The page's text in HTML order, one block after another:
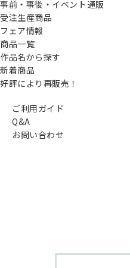
事前・事後・イベント通販
受注生産商品
フェア情報
商品一覧
作品名から探す
新着商品
好評により再販売！
ご利用ガイド
Q&A
お問い合わせ